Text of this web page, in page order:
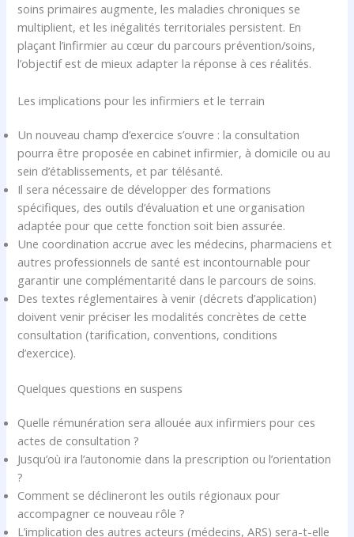
soins primaires augmente, les maladies chroniques se
multiplient, et les inégalités territoriales persistent. En
plaçant l’infirmier au cœur du parcours prévention/soins,
l’objectif est de mieux adapter la réponse à ces réalités.
Les implications pour les infirmiers et le terrain
Un nouveau champ d’exercice s’ouvre : la consultation
pourra être proposée en cabinet infirmier, à domicile ou au
sein d’établissements, et par télésanté.
Il sera nécessaire de développer des formations
spécifiques, des outils d’évaluation et une organisation
adaptée pour que cette fonction soit bien assurée.
Une coordination accrue avec les médecins, pharmaciens et
autres professionnels de santé est incontournable pour
garantir une complémentarité dans le parcours de soins.
Des textes réglementaires à venir (décrets d’application)
doivent venir préciser les modalités concrètes de cette
consultation (tarification, conventions, conditions
d’exercice).
Quelques questions en suspens
Quelle rémunération sera allouée aux infirmiers pour ces
actes de consultation ?
Jusqu’où ira l’autonomie dans la prescription ou l’orientation
?
Comment se déclineront les outils régionaux pour
accompagner ce nouveau rôle ?
L’implication des autres acteurs (médecins, ARS) sera-t-elle